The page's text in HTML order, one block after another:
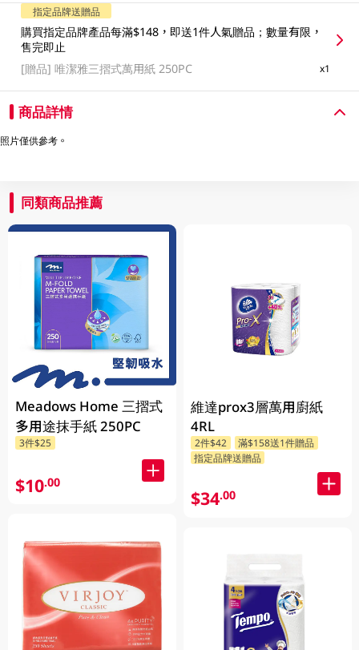
指定品牌送贈品
購買指定品牌產品每滿$148，即送1件人氣贈品；數量有限，
售完即止
[贈品]唯潔雅三摺式萬用紙 250PC x1
商品詳情
照片僅供參考。
同類商品推薦
Meadows Home 三摺式
多用途抹手紙 250PC
3件$25
$10.00
維達prox3層萬用廚紙
4RL
2件$42
滿$158送1件贈品
指定品牌送贈品
$34.00